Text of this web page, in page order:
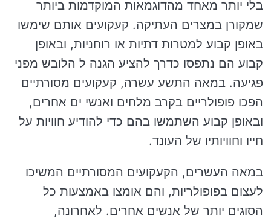
בלי יותר מאחד מהדוגמאות המוקדמות ביותר
שמקורן במצרים העתיקה. קעקועים אותם שימשו
באופן קבוע למטרות דתיות או רוחניות, ובאופן
קבוע הם נתפסו כדרך להציע הגנה ל הלובש מפני
פגיעה. במאה התשע עשרה, קעקועים מסורתיים
הפכו פופולריים בקרב מלחים ואנשי ים אחרים,
ובאופן קבוע השתמשו בהם כדי להודיע חוויות על
חייו וחוויותיו של העונד.
במאה העשרים, הקעקועים המסורתיים המשיכו
לעצום בפופולריות, והם אומצו באמצעות כל
הסוגים יותר של אנשים אחרים. לאחרונה,